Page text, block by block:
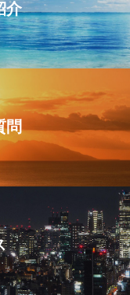
介
問